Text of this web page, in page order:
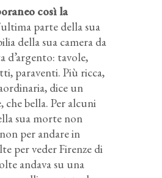
così la
parte della sua
della sua camera da
d’argento: tavole,
paraventi. Più ricca,
dice un
che bella. Per alcuni
sua morte non
per andare in
per veder Firenze di
andava su una